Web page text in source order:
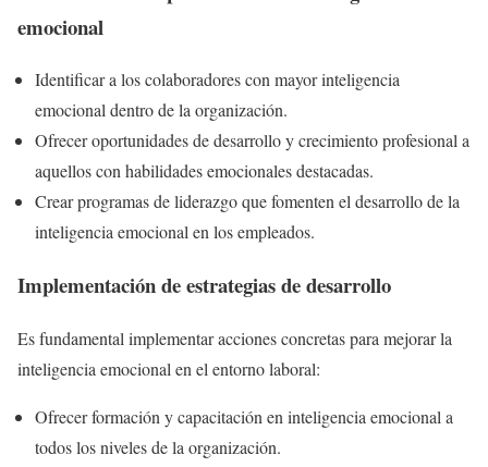
emocional
Identificar a los colaboradores con mayor inteligencia
emocional dentro de la organización.
Ofrecer oportunidades de desarrollo y crecimiento profesional a
aquellos con habilidades emocionales destacadas.
Crear programas de liderazgo que fomenten el desarrollo de la
inteligencia emocional en los empleados.
Implementación de estrategias de desarrollo
Es fundamental implementar acciones concretas para mejorar la
inteligencia emocional en el entorno laboral:
Ofrecer formación y capacitación en inteligencia emocional a
todos los niveles de la organización.